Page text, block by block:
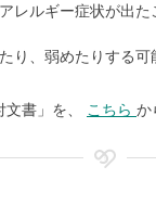
レルギー症状が出た
り、弱めたりする
書」を、
こちら か